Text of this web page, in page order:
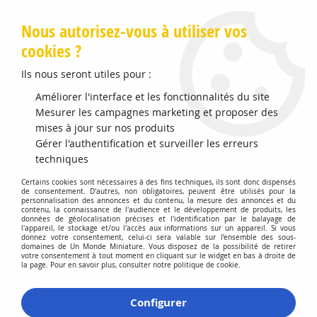
Accueil>Modélisme Férroviaire>Produits de Décors>Personnages
Faire des courses
Nous autorisez-vous à utiliser vos
cookies ?
Ils nous seront utiles pour :
Améliorer l'interface et les fonctionnalités du site
Mesurer les campagnes marketing et proposer des
mises à jour sur nos produits
Gérer l'authentification et surveiller les erreurs
techniques
Certains cookies sont nécessaires à des fins techniques, ils sont donc dispensés
de consentement. D'autres, non obligatoires, peuvent être utilisés pour la
personnalisation des annonces et du contenu, la mesure des annonces et du
contenu, la connaissance de l'audience et le développement de produits, les
données de géolocalisation précises et l'identification par le balayage de
l'appareil, le stockage et/ou l'accès aux informations sur un appareil. Si vous
donnez votre consentement, celui-ci sera valable sur l’ensemble des sous-
domaines de Un Monde Miniature. Vous disposez de la possibilité de retirer
votre consentement à tout moment en cliquant sur le widget en bas à droite de
la page. Pour en savoir plus, consulter notre politique de cookie.
Configurer